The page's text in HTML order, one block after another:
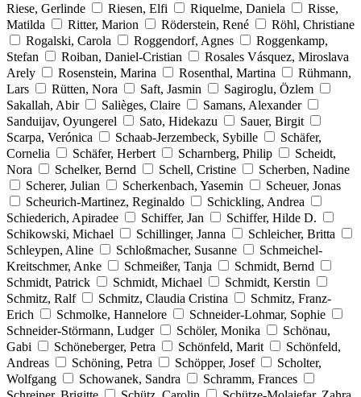
Riese, Gerlinde
Riesen, Elfi Riquelme, Daniela
Risse,
Matilda
Ritter, Marion Röderstein, René
Röhl, Christiane
Rogalski, Carola
Roggendorf, Agnes
Roggenkamp,
Stefan
Roiban, Daniel-Cristian
Rosales Vásquez, Miroslava
Arely
Rosenstein, Marina Rosenthal, Martina
Rühmann,
Lars
Rütten, Nora Saft, Jasmin
Sagiroglu, Özlem
Sakallah, Abir
Salièges, Claire
Samans, Alexander
Sanduijav, Oyungerel
Sato, Hidekazu
Sauer, Birgit
Scarpa, Verónica
Schaab-Jerzembeck, Sybille
Schäfer,
Cornelia
Schäfer, Herbert Scharnberg, Philip
Scheidt,
Nora
Schelker, Bernd Schell, Cristine
Scherben, Nadine
Scherer, Julian
Scherkenbach, Yasemin
Scheuer, Jonas
Scheurich-Martinez, Reginaldo
Schickling, Andrea
Schiederich, Apiradee
Schiffer, Jan
Schiffer, Hilde D.
Schikowski, Michael
Schillinger, Janna
Schleicher, Britta
Schleypen, Aline
Schloßmacher, Susanne
Schmeichel-
Kreitschmer, Anke
Schmeißer, Tanja
Schmidt, Bernd
Schmidt, Patrick
Schmidt, Michael
Schmidt, Kerstin
Schmitz, Ralf
Schmitz, Claudia Cristina
Schmitz, Franz-
Erich
Schmolke, Hannelore
Schneider-Lohmar, Sophie
Schneider-Störmann, Ludger
Schöler, Monika
Schönau,
Gabi
Schöneberger, Petra Schönfeld, Marit
Schönfeld,
Andreas
Schöning, Petra Schöpper, Josef
Scholter,
Wolfgang
Schowanek, Sandra
Schramm, Frances